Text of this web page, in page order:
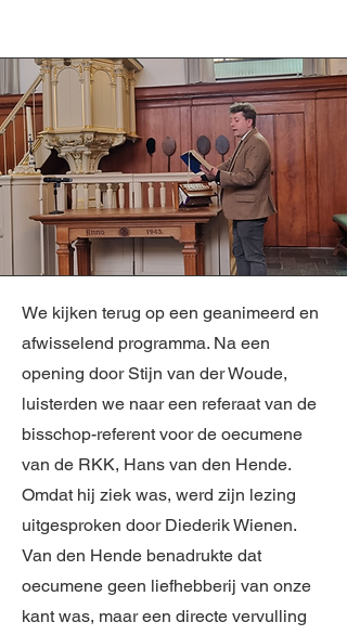
We kijken terug op een geanimeerd en
afwisselend programma. Na een
opening door Stijn van der Woude,
luisterden we naar een referaat van de
bisschop-referent voor de oecumene
van de RKK, Hans van den Hende.
Omdat hij ziek was, werd zijn lezing
uitgesproken door Diederik Wienen.
Van den Hende benadrukte dat
oecumene geen liefhebberij van onze
kant was, maar een directe vervulling